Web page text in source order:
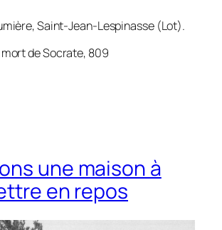
Saint-Jean-Lespinasse (Lot).
mort de Socrate, 809
une maison à
en repos